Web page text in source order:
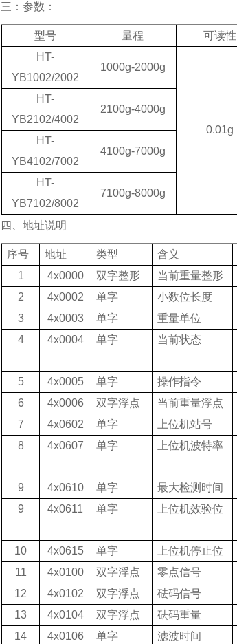
三：参数：
型号 量程 可读性
HT-
YB1002/2002
1000g-2000g
0.01g
HT-
YB2102/4002
2100g-4000g
HT-
YB4102/7002
4100g-7000g
HT-
YB7102/8002
7100g-8000g
四、 地址说明
序号 地址 类型 含义
1
4x0000 双字整形 当前重量整形
2
4x0002 单字 小数位长度
3
4x0003 单字 重量单位
4
4x0004 单字 当前状态
5
4x0005 单字 操作指令
6
4x0006 双字浮点
当前重量浮点
7
4x0602 单字 上位机站号
8
4x0607 单字 上位机波特率
9 4x0610 单字 最大检测时间
9
4x0611 单字 上位机效验位
10 4x0615 单字 上位机停止位
11
4x0100 双字浮点
零点信号
12
4x0102 双字浮点
砝码信号
13
4x0104 双字浮点
砝码重量
14
4x0106 单字 滤波时间